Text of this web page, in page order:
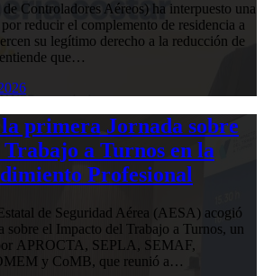
Controladores Aéreos) ha interpuesto una
reducir el complemento de residencia a
su legítimo derecho a la reducción de
que…
primera Jornada sobre
a Turnos en la
Profesional
de Seguridad Aérea (AESA) acogió
sobre el Impacto del Trabajo a Turnos, un
APROCTA, SEPLA, SEMAF,
y CoMB, que reunió a…